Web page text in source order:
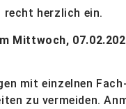
recht herzlich ein.
Mittwoch,
mit einzelnen
zu vermeiden.